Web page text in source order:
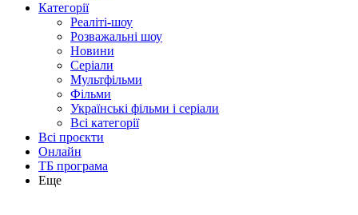
Категорії
Реаліті-шоу
Розважальні шоу
Новини
Серіали
Мультфільми
Фільми
Українські фільми і серіали
Всі категорії
Всі проєкти
Онлайн
ТБ програма
Еще